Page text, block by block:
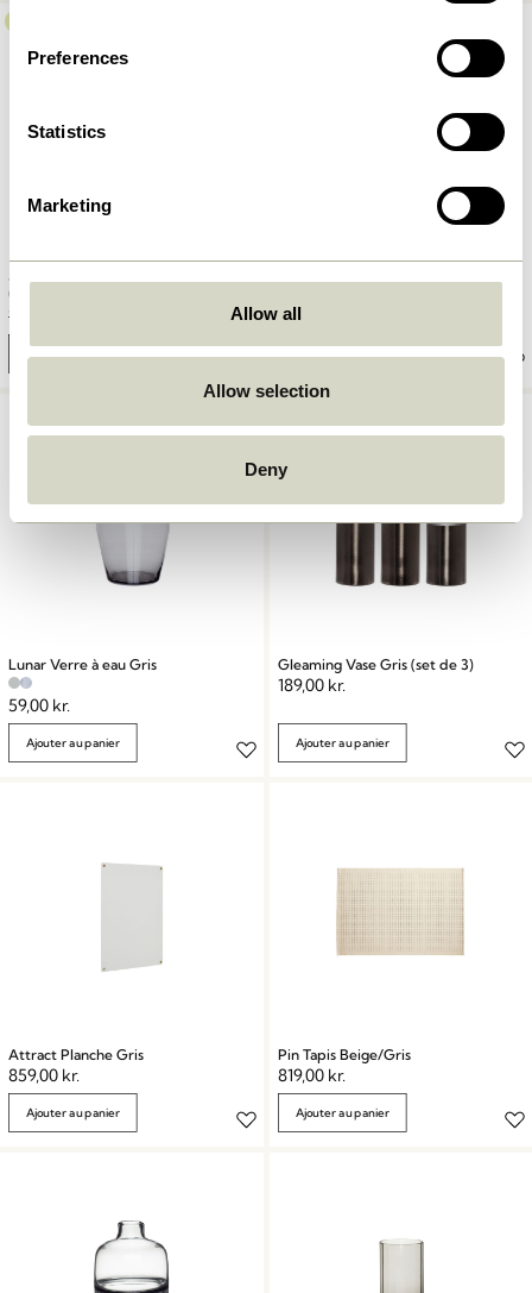
Preferences
Statistics
Marketing
Allow all
Allow selection
Deny
Sculpture Pouf Gris
1.749,00 219,00
Lunar Verre à eau Gris
59,00 kr.
Ajouter au panier
Gleaming Vase Gris (set de 3)
189,00 kr.
Ajouter au panier
Attract Planche Gris
859,00 kr.
Ajouter au panier
Pin Tapis Beige/Gris
819,00 kr.
Ajouter au panier